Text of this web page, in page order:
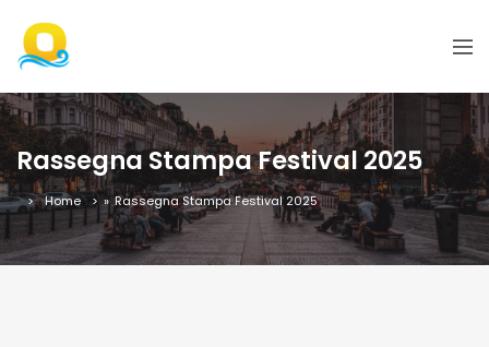
Rassegna Stampa Festival 2025
Home » Rassegna Stampa Festival 2025